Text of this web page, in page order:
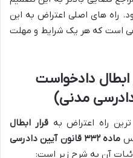
راه های اصلی اعتراض به این
است که هر یک شرایط و مهلت
ابطال دادخواست
راه اعتراض به قرار ابطال
ماده ۳۳۲ قانون آیین دادرسی
آن به شرح زیر است: